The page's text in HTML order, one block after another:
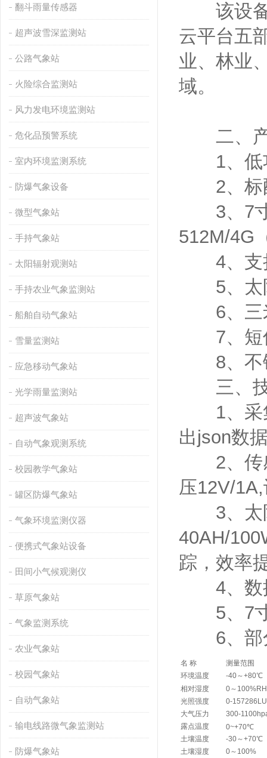
翻斗雨量传感器
超声波雪深监测站
公路气象站
火险综合监测站
风力发电环境监测站
危化品预警系统
室内环境监测系统
防爆气象设备
微型气象站
手持气象站
太阳辐射观测站
手持农业气象监测站
船舶自动气象站
雪量监测站
应急移动气象站
光学雨量监测站
超声波气象站
自动气象观测系统
校园教学气象站
罐区防爆气象站
气象环境监测仪器
便携式气象站设备
田间小气候观测仪
草原气象站
气象监测系统
农业气象站
校园气象站
自动气象站
输电线路微气象监测站
防爆气象站
该设备
云平台五
业、林业
域。
二、产
1、低功
2、标配
3、7寸
512M/4G
4、支持
5、太阳
6、三米
7、短信
8、不锈
三、技
1、采集
出json数
2、传感
压12V/
3、太阳
40AH/
踪，效率
4、数据
5、7寸
6、部
名 称
测量范围
环境温度
-40～+80℃
相对湿度
0～100%RH
光照强度
0-
大气压力
300-
露点温度
0~+70℃
土壤温度
-30～+70℃
土壤湿度
0～100%